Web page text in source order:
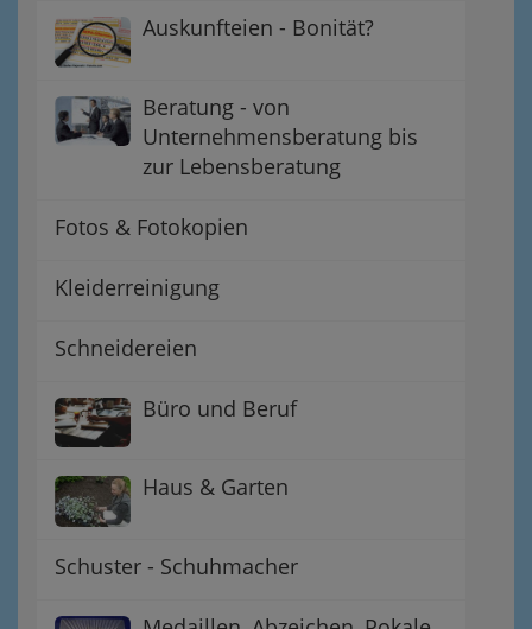
Auskunfteien - Bonität?
Beratung - von
Unternehmensberatung bis
zur Lebensberatung
Fotos & Fotokopien
Kleiderreinigung
Schneidereien
Büro und Beruf
Haus & Garten
Schuster - Schuhmacher